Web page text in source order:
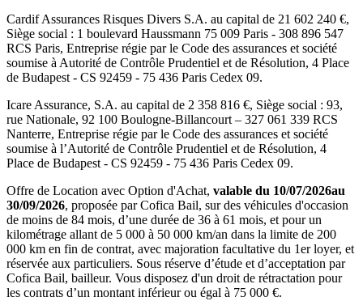
Cardif Assurances Risques Divers S.A. au capital de 21 602 240 €,
Siège social : 1 boulevard Haussmann 75 009 Paris - 308 896 547
RCS Paris, Entreprise régie par le Code des assurances et société
soumise à Autorité de Contrôle Prudentiel et de Résolution, 4 Place
de Budapest - CS 92459 - 75 436 Paris Cedex 09.
Icare Assurance, S.A. au capital de 2 358 816 €, Siège social : 93,
rue Nationale, 92 100 Boulogne-Billancourt – 327 061 339 RCS
Nanterre, Entreprise régie par le Code des assurances et société
soumise à l’Autorité de Contrôle Prudentiel et de Résolution, 4
Place de Budapest - CS 92459 - 75 436 Paris Cedex 09.
Offre de Location avec Option d'Achat, valable du 10/07/2026au
30/09/2026, proposée parCofica Bail, sur des véhicules d'occasion
de moins de 84 mois, d’une durée de 36 à 61 mois, et pour un
kilométrage allant de 5 000 à 50 000 km/an dans la limite de 200
000 km en fin de contrat, avec majoration facultative du 1er loyer, et
réservée aux particuliers. Sous réserve d’étude et d’acceptation par
Cofica Bail, bailleur. Vous disposez d'un droit de rétractation pour
les contrats d’un montant inférieur ou égal à 75 000 €.